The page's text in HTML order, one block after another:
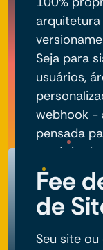
Seja para
usuários,
webhook -
pensada
negócio
Fee
de
Seu site